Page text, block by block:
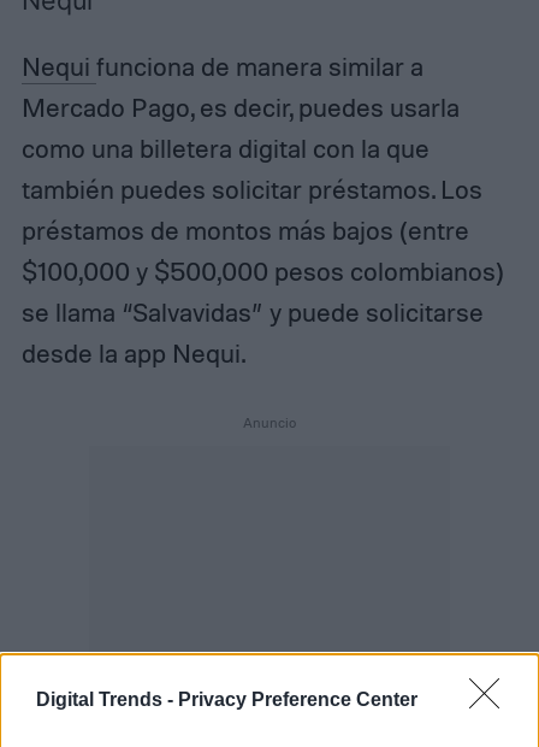
Digital Trends - Privacy Preference Center
Nequi funciona de manera similar a
Mercado Pago, es decir, puedes usarla
como una billetera digital con la que
también puedes solicitar préstamos. Los
préstamos de montos más bajos (entre
$100,000 y $500,000 pesos colombianos)
se llama “Salvavidas” y puede solicitarse
desde la app Nequi.